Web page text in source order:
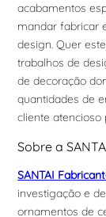
acabamentos
mandar fabricar
design. Quer
trabalhos de
de decoração
quantidades de
cliente atencioso
Sobre a
SANTAI
investigação e
ornamentos de